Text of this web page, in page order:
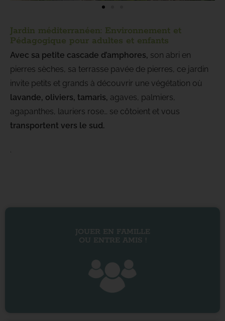
Jardin méditerranéen: Environnement et
Pédagogique pour adultes et enfants
Avec sa petite cascade d’amphores, son abri en
pierres sèches, sa terrasse pavée de pierres, ce jardin
invite petits et grands à découvrir une végétation où
lavande, oliviers, tamaris, agaves, palmiers,
agapanthes, lauriers rose… se côtoient et vous
transportent vers le sud.
JOUER EN FAMILLE
OU ENTRE AMIS !